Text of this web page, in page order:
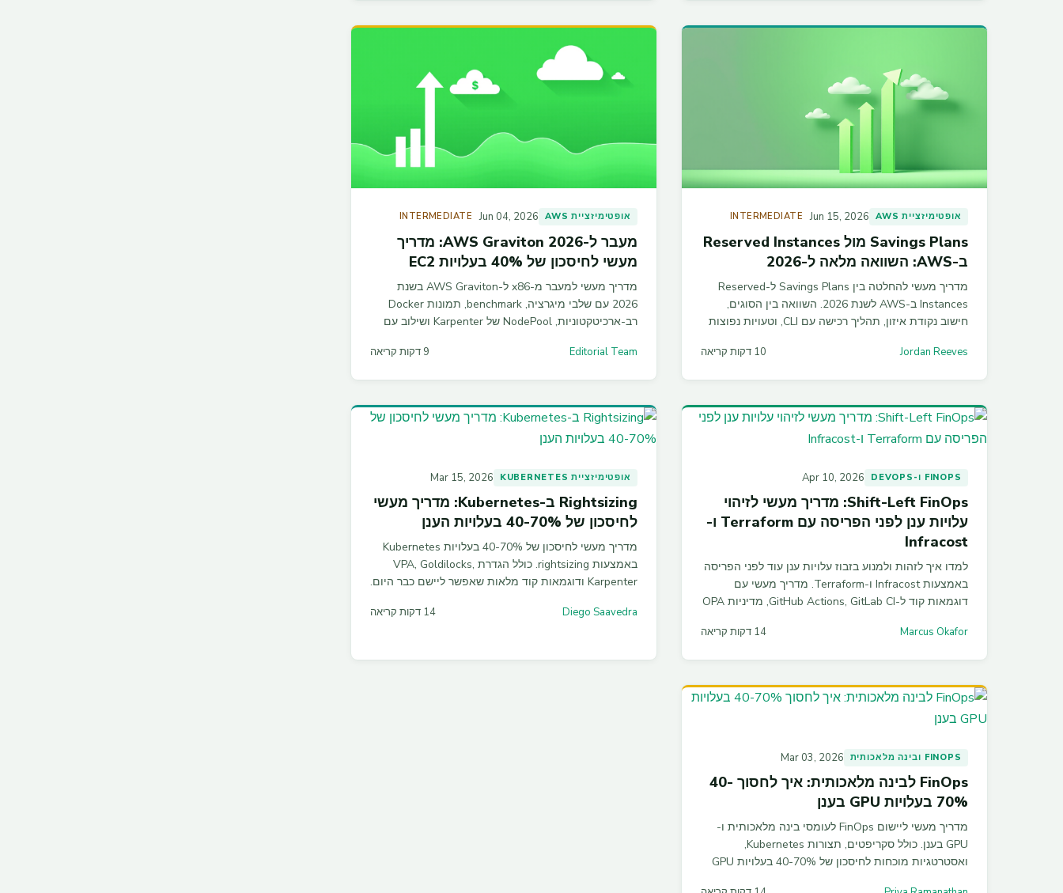
אופטימיזציית AWS Jun 15, 2026
INTERMEDIATE
Savings Plans מול Reserved Instances
ב-AWS: השוואה מלאה ל-2026
מדריך מעשי להחלטה בין Savings Plans ל-Reserved
Instances ב-AWS לשנת 2026. השוואה בין הסוגים,
חישוב נקודת איזון, תהליך רכישה עם CLI, וטעויות נפוצות
Jordan Reeves 10 דקות קריאה
אופטימיזציית AWS Jun 04, 2026
INTERMEDIATE
מעבר ל-AWS Graviton 2026: מדריך
מעשי לחיסכון של 40% בעלויות EC2
מדריך מעשי למעבר מ-x86 ל-AWS Graviton בשנת
2026 עם שלבי מיגרציה, benchmark, תמונות Docker
רב-ארכיטקטוניות, NodePool של Karpenter ושילוב עם
Editorial Team 9 דקות קריאה
FINOPS ו-DEVOPS Apr 10, 2026
Shift-Left FinOps: מדריך מעשי לזיהוי
עלויות ענן לפני הפריסה עם Terraform ו-
Infracost
למדו איך לזהות ולמנוע בזבוז עלויות ענן עוד לפני הפריסה
באמצעות Infracost ו-Terraform. מדריך מעשי עם
דוגמאות קוד ל-GitHub Actions, GitLab CI, מדיניות OPA
30-40% בממוצע.
Marcus Okafor 14 דקות קריאה
אופטימיזציית KUBERNETES Mar 15, 2026
Rightsizing ב-Kubernetes: מדריך מעשי
לחיסכון של 40-70% בעלויות הענן
מדריך מעשי לחיסכון של 40-70% בעלויות Kubernetes
באמצעות rightsizing. כולל הגדרת VPA, Goldilocks,
Karpenter ודוגמאות קוד מלאות שאפשר ליישם כבר היום.
Diego Saavedra 14 דקות קריאה
FINOPS ובינה מלאכותית Mar 03, 2026
FinOps לבינה מלאכותית: איך לחסוך 40-
70% בעלויות GPU בענן
מדריך מעשי ליישום FinOps לעומסי בינה מלאכותית ו-
GPU בענן. כולל סקריפטים, תצורות Kubernetes,
ואסטרטגיות מוכחות לחיסכון של 40-70% בעלויות GPU